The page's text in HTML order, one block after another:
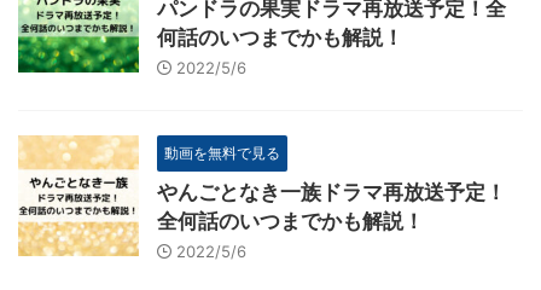
パンドラの果実ドラマ再放送予定！全
何話のいつまでかも解説！
2022/5/6
動画を無料で見る
やんごとなき一族ドラマ再放送予定！
全何話のいつまでかも解説！
2022/5/6